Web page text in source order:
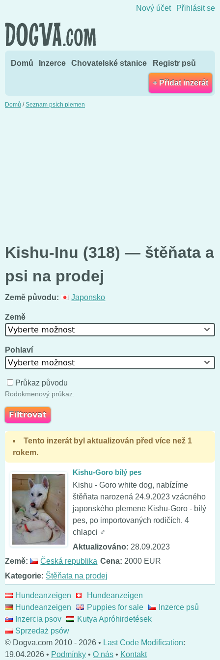
Nový účet Přihlásit se
Domů Inzerce Chovatelské stanice Registr psů
+ Přidat inzerát
Domů /Seznam psích plemen
Kishu-Inu (318) — štěňata a
psi na prodej
Země původu: Japonsko
Země
Vyberte možnost
Pohlaví
Vyberte možnost
Průkaz původu
Rodokmenový průkaz.
Tento inzerát byl aktualizován před více než 1
rokem.
Kishu-Goro bílý pes
Kishu - Goro white dog, nabízíme
štěňata narozená 24.9.2023 vzácného
japonského plemene Kishu-Goro - bílý
pes, po importovaných rodičích. 4
chlapci ♂️
Aktualizováno: 28.09.2023
Země:
Česká republika Cena: 2000 EUR
Kategorie: Štěňata na prodej
Hundeanzeigen
Hundeanzeigen
Hundeanzeigen
Puppies for sale
Inzerce psů
Inzercia psov
Kutya Apróhirdetések
Sprzedaż psów
© Dogva.com 2010 - 2026 • Last Code Modification:
19.04.2026 • Podmínky • O nás • Kontakt